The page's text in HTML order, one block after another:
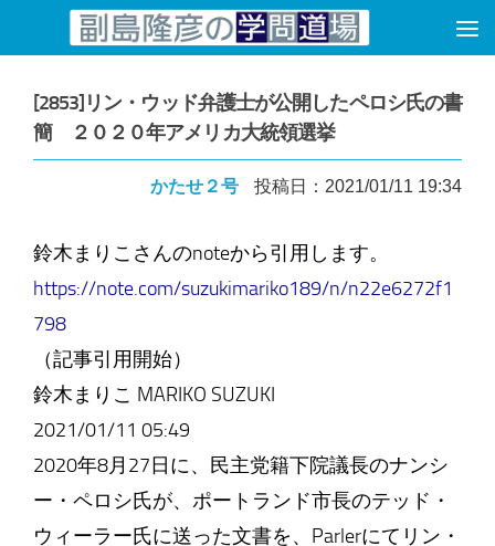
コンテンツへスキップ
[2853]リン・ウッド弁護士が公開したペロシ氏の書
簡 ２０２０年アメリカ大統領選挙
かたせ２号 投稿日：2021/01/11 19:34
鈴木まりこさんのnoteから引用します。
https://note.com/suzukimariko189/n/n22e6272f1
798
（記事引用開始）
鈴木まりこ MARIKO SUZUKI
2021/01/11 05:49
2020年8月27日に、民主党籍下院議長のナンシ
ー・ペロシ氏が、ポートランド市長のテッド・
ウィーラー氏に送った文書を、Parlerにてリン・